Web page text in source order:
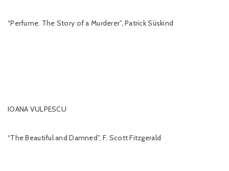
“Perfume. The Story of a Murderer”, Patrick Süskind
IOANA VULPESCU
“The Beautiful and Damned”, F. Scott Fitzgerald